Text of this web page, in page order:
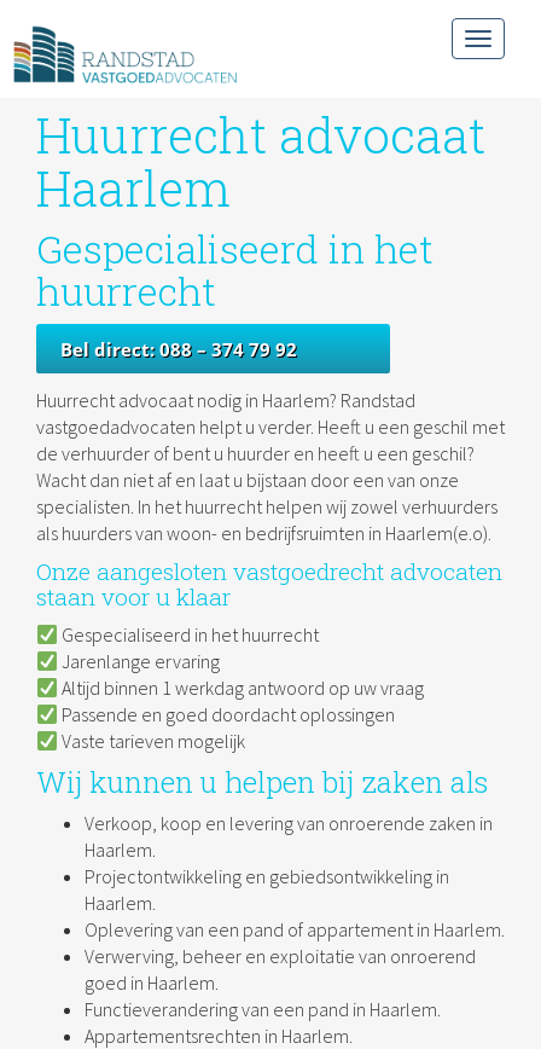
Toggle
Huurrecht advocaat
Haarlem
Gespecialiseerd in het
huurrecht
Bel direct: 088 – 374 79 92
Huurrecht advocaat nodig in Haarlem? Randstad
vastgoedadvocaten helpt u verder. Heeft u een geschil met
de verhuurder of bent u huurder en heeft u een geschil?
Wacht dan niet af en laat u bijstaan door een van onze
specialisten. In het huurrecht helpen wij zowel verhuurders
als huurders van woon- en bedrijfsruimten in Haarlem(e.o).
Onze aangesloten vastgoedrecht advocaten
staan voor u klaar
Gespecialiseerd in het huurrecht
Jarenlange ervaring
Altijd binnen 1 werkdag antwoord op uw vraag
Passende en goed doordacht oplossingen
Vaste tarieven mogelijk
Wij kunnen u helpen bij zaken als
Verkoop, koop en levering van onroerende zaken in
Haarlem.
Projectontwikkeling en gebiedsontwikkeling in
Haarlem.
Oplevering van een pand of appartement in Haarlem.
Verwerving, beheer en exploitatie van onroerend
goed in Haarlem.
Functieverandering van een pand in Haarlem.
Appartementsrechten in Haarlem.